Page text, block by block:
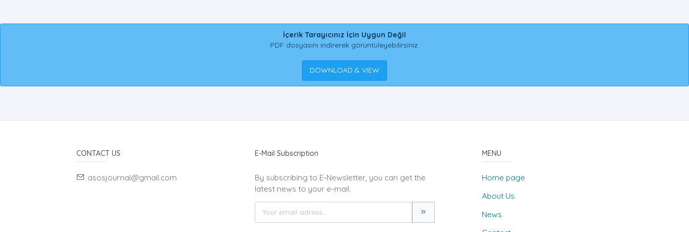
İçerik Tarayıcınız İçin Uygun Değil
PDF dosyasını indirerek görüntüleyebilirsiniz.
DOWNLOAD & VIEW
CONTACT US
asosjournal@gmail.com
E-Mail Subscription
By subscribing to E-Newsletter, you can get the
latest news to your e-mail.
MENU
Home page
About Us
News